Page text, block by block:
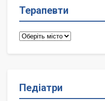
Терапевти
Терапевти
Педіатри